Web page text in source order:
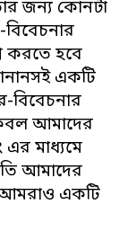
জন্য কোনটা
করতে হবে
একটি
বিবেচনার
আমাদের
এর মাধ্যমে
আমাদের
আমরাও একটি